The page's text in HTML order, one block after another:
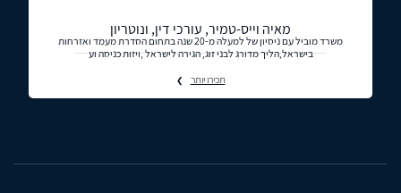
מאיה וייס-טמיר, עורכי דין, ונוטריון
משרד מוביל עם ניסיון של למעלה מ-20 שנה בתחום הסדרת מעמד ואזרחות
בישראל,הליך מדורג לבני זוג, הגירה לישראל ,ויזות כניסה וע
תכירו יותר